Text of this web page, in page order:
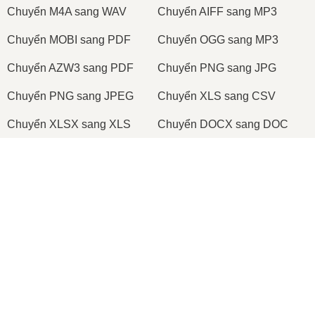
Сhuyển M4A sang WAV Сhuyển AIFF sang MP3
Сhuyển MOBI sang PDF Сhuyển OGG sang MP3
Сhuyển AZW3 sang PDF Сhuyển PNG sang JPG
Сhuyển PNG sang JPEG Сhuyển XLS sang CSV
Сhuyển XLSX sang XLS Сhuyển DOCX sang DOC